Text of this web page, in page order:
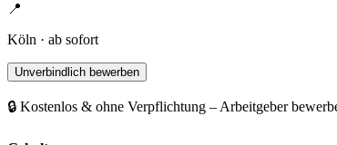
📍
Köln · ab sofort
Unverbindlich bewerben
🔒 Kostenlos & ohne Verpflichtung – Arbeitgeber